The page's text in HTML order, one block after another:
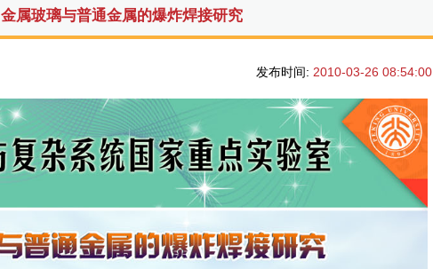
金属玻璃与普通金属的爆炸焊接研究
发布时间: 2010-03-26 08:54:00